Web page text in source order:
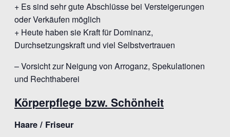
+ Es sind sehr gute Abschlüsse bei Versteigerungen
oder Verkäufen möglich
+ Heute haben sie Kraft für Dominanz,
Durchsetzungskraft und viel Selbstvertrauen
– Vorsicht zur Neigung von Arroganz, Spekulationen
und Rechthaberei
Körperpflege bzw. Schönheit
Haare / Friseur